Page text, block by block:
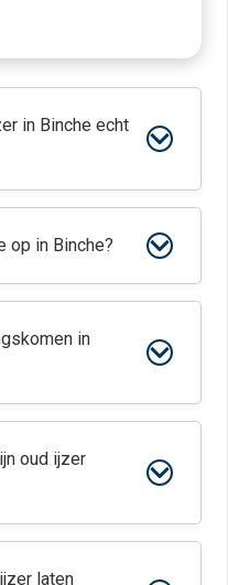
in Binche echt
op in Binche?
in
oud ijzer
laten